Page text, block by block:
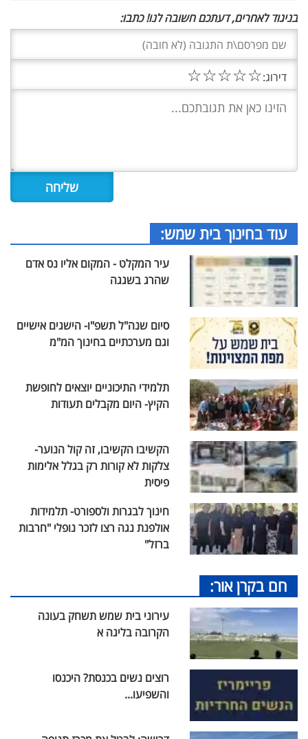
בניגוד לאחרים, דעתכם חשובה לנו! כתבו:
דירוג:☆
☆
☆
☆
☆
עוד בחינוך בית שמש:
עיר המקלט - המקום אליו נס אדם
שהרג בשגגה
סיום שנה"ל תשפ"ו- הישגים אישיים
וגם מערכתיים בחינוך המ"מ
תלמידי התיכוניים יוצאים לחופשת
הקיץ- היום מקבלים תעודות
הקשיבו הקשיבו, זה קול הנוער-
צלקות לא קורות רק בגלל אלימות
פיסית
חינוך לבגרות ולספורט- תלמידות
אולפנת נגה רצו לזכר נופלי "חרבות
ברזל"
חם בקרן אור:
עירוני בית שמש תשחק בעונה
הקרובה בליגה א
רוצים נשים בכנסת? היכנסו
והשפיעו...